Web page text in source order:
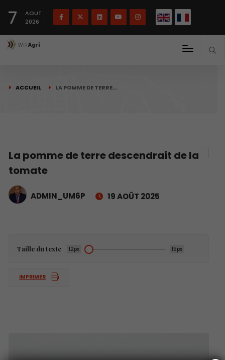
7
AOUT
2026
ACCUEIL LA POMME DE TERRE…
La pomme de terre descendrait de la
tomate
ADMIN_UM6P 19 AOÛT 2025
Taille du texte 12px 15px
IMPRIMER
Français English(English)